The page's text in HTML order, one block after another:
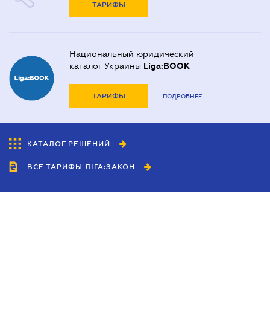
ТАРИФЫ
Национальный юридический
каталог Украины Liga:BOOK
ТАРИФЫ ПОДРОБНЕЕ
КАТАЛОГ РЕШЕНИЙ
ВСЕ ТАРИФЫ ЛІГА:ЗАКОН